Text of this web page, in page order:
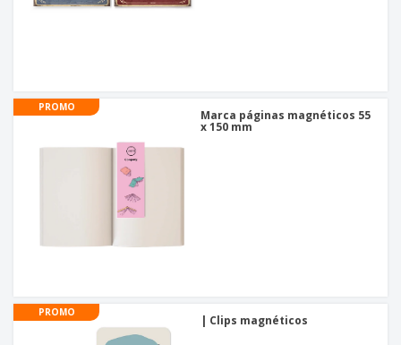
PROMO
Marca páginas magnéticos 55
x 150 mm
PROMO
| Clips magnéticos